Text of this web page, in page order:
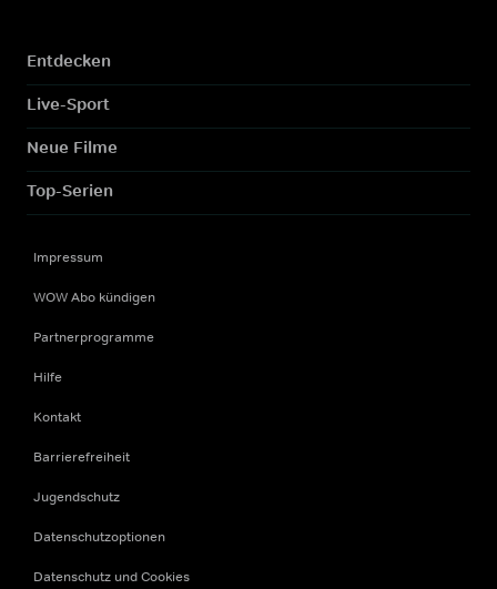
Entdecken
Live-Sport
Neue Filme
Top-Serien
Impressum
WOW Abo kündigen
Partnerprogramme
Hilfe
Kontakt
Barrierefreiheit
Jugendschutz
Datenschutzoptionen
Datenschutz und Cookies